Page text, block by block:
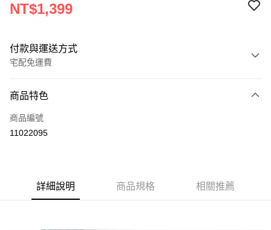
NT$1,399
付款與運送方式
宅配免運費
信用卡一次付款
LINE Pay
ATM付款
商品特色
商品編號
11022095
詳細說明 商品規格 相關推薦